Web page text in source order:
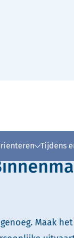
Tijdens
Simpele
Maak